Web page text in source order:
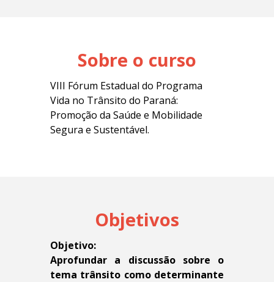
Sobre o curso
VIII Fórum Estadual do Programa
Vida no Trânsito do Paraná:
Promoção da Saúde e Mobilidade
Segura e Sustentável.
Objetivos
Objetivo:
Aprofundar a discussão sobre o
tema trânsito como determinante